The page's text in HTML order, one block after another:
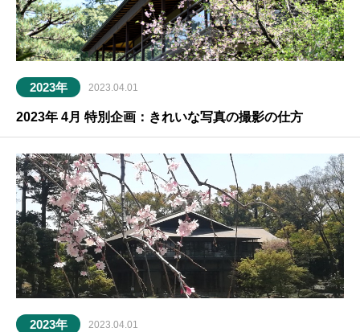
2023年 2023.04.01
2023年 4月 特別企画：きれいな写真の撮影の仕方
2023年 2023.04.01